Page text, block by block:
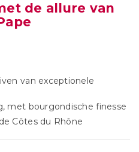
de allure van
van exceptionele
met bourgondische finesse
Côtes du Rhône